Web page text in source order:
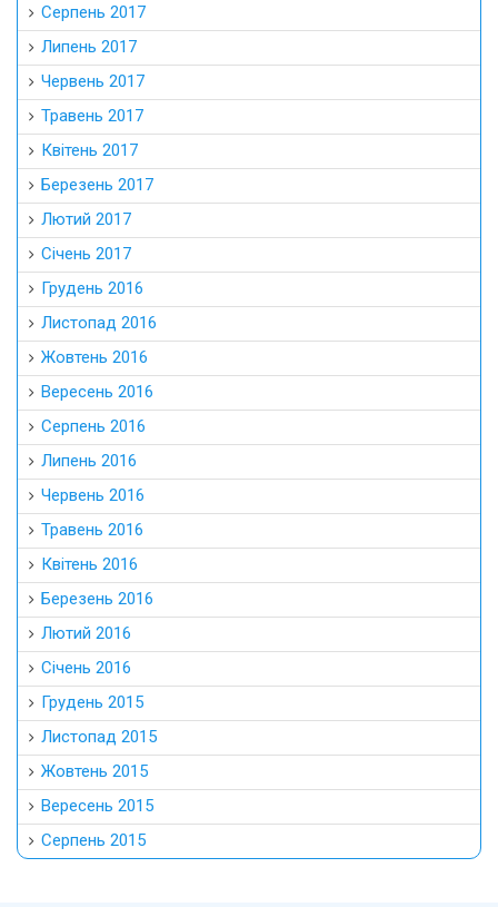
Серпень 2017
Липень 2017
Червень 2017
Травень 2017
Квітень 2017
Березень 2017
Лютий 2017
Січень 2017
Грудень 2016
Листопад 2016
Жовтень 2016
Вересень 2016
Серпень 2016
Липень 2016
Червень 2016
Травень 2016
Квітень 2016
Березень 2016
Лютий 2016
Січень 2016
Грудень 2015
Листопад 2015
Жовтень 2015
Вересень 2015
Серпень 2015